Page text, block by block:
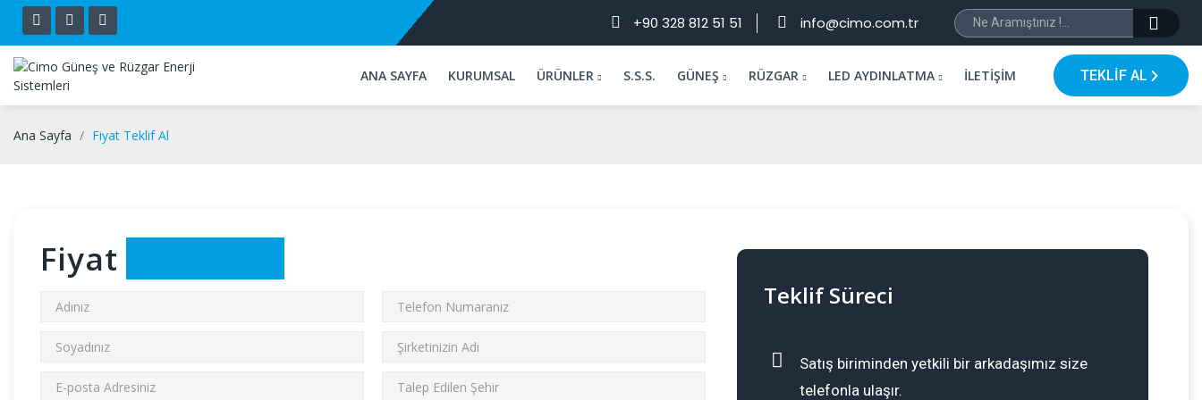
+90 328 812 51 51 info@cimo.com.tr
ANA SAYFA KURUMSAL ÜRÜNLER S.S.S. GÜNEŞ RÜZGAR LED AYDINLATMA İLETIŞIM TEKLİF AL
Ana Sayfa Fiyat Teklif Al
Fiyat
Teklif Süreci
Satış biriminden yetkili bir arkadaşımız size
telefonla ulaşır.